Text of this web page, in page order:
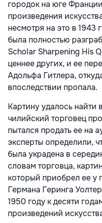
городок на юге
произведения
несмотря на это в 1943
была полностью
Scholar Sharpening His
ценнее других, и ее
Адольфа Гитлера,
впоследствии пропала.
Картину удалось найти
чилийский торговец
пытался продать ее на
эксперты определили,
была украдена в
словам торговца,
который приобрел ее у
Германа Геринга
1950 году к десяти
произведений